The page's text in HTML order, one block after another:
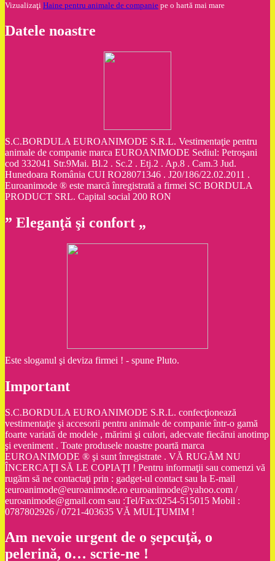
Vizualizaţi Haine pentru animale de companie pe o hartă mai mare
Datele noastre
S.C.BORDULA EUROANIMODE S.R.L. Vestimentaţie pentru
animale de companie marca EUROANIMODE Sediul: Petroşani
cod 332041 Str.9Mai. Bl.2 . Sc.2 . Etj.2 . Ap.8 . Cam.3 Jud.
Hunedoara România CUI RO28071346 . J20/186/22.02.2011 .
Euroanimode ® este marcă înregistrată a firmei SC BORDULA
PRODUCT SRL. Capital social 200 RON
” Eleganţă şi confort „
Este sloganul şi deviza firmei ! - spune Pluto.
Important
S.C.BORDULA EUROANIMODE S.R.L. confecţionează
vestimentaţie şi accesorii pentru animale de companie într-o gamă
foarte variată de modele , mărimi şi culori, adecvate fiecărui anotimp
şi eveniment . Toate produsele noastre poartă marca
EUROANIMODE ® şi sunt înregistrate . VĂ RUGĂM NU
ÎNCERCAŢI SĂ LE COPIAŢI ! Pentru informaţii sau comenzi vă
rugăm să ne contactaţi prin : gadget-ul contact sau la E-mail
:euroanimode@euroanimode.ro euroanimode@yahoo.com /
euroanimode@gmail.com sau :Tel/Fax:0254-515015 Mobil :
0787802926 / 0721-403635 VĂ MULŢUMIM !
Am nevoie urgent de o şepcuţă, o
pelerină, o… scrie-ne !